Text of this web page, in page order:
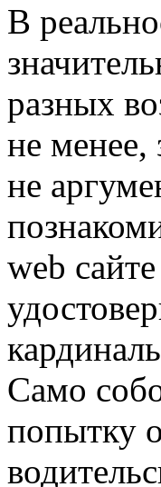
В
разных
не менее,
не
web сайте
Само
попытку